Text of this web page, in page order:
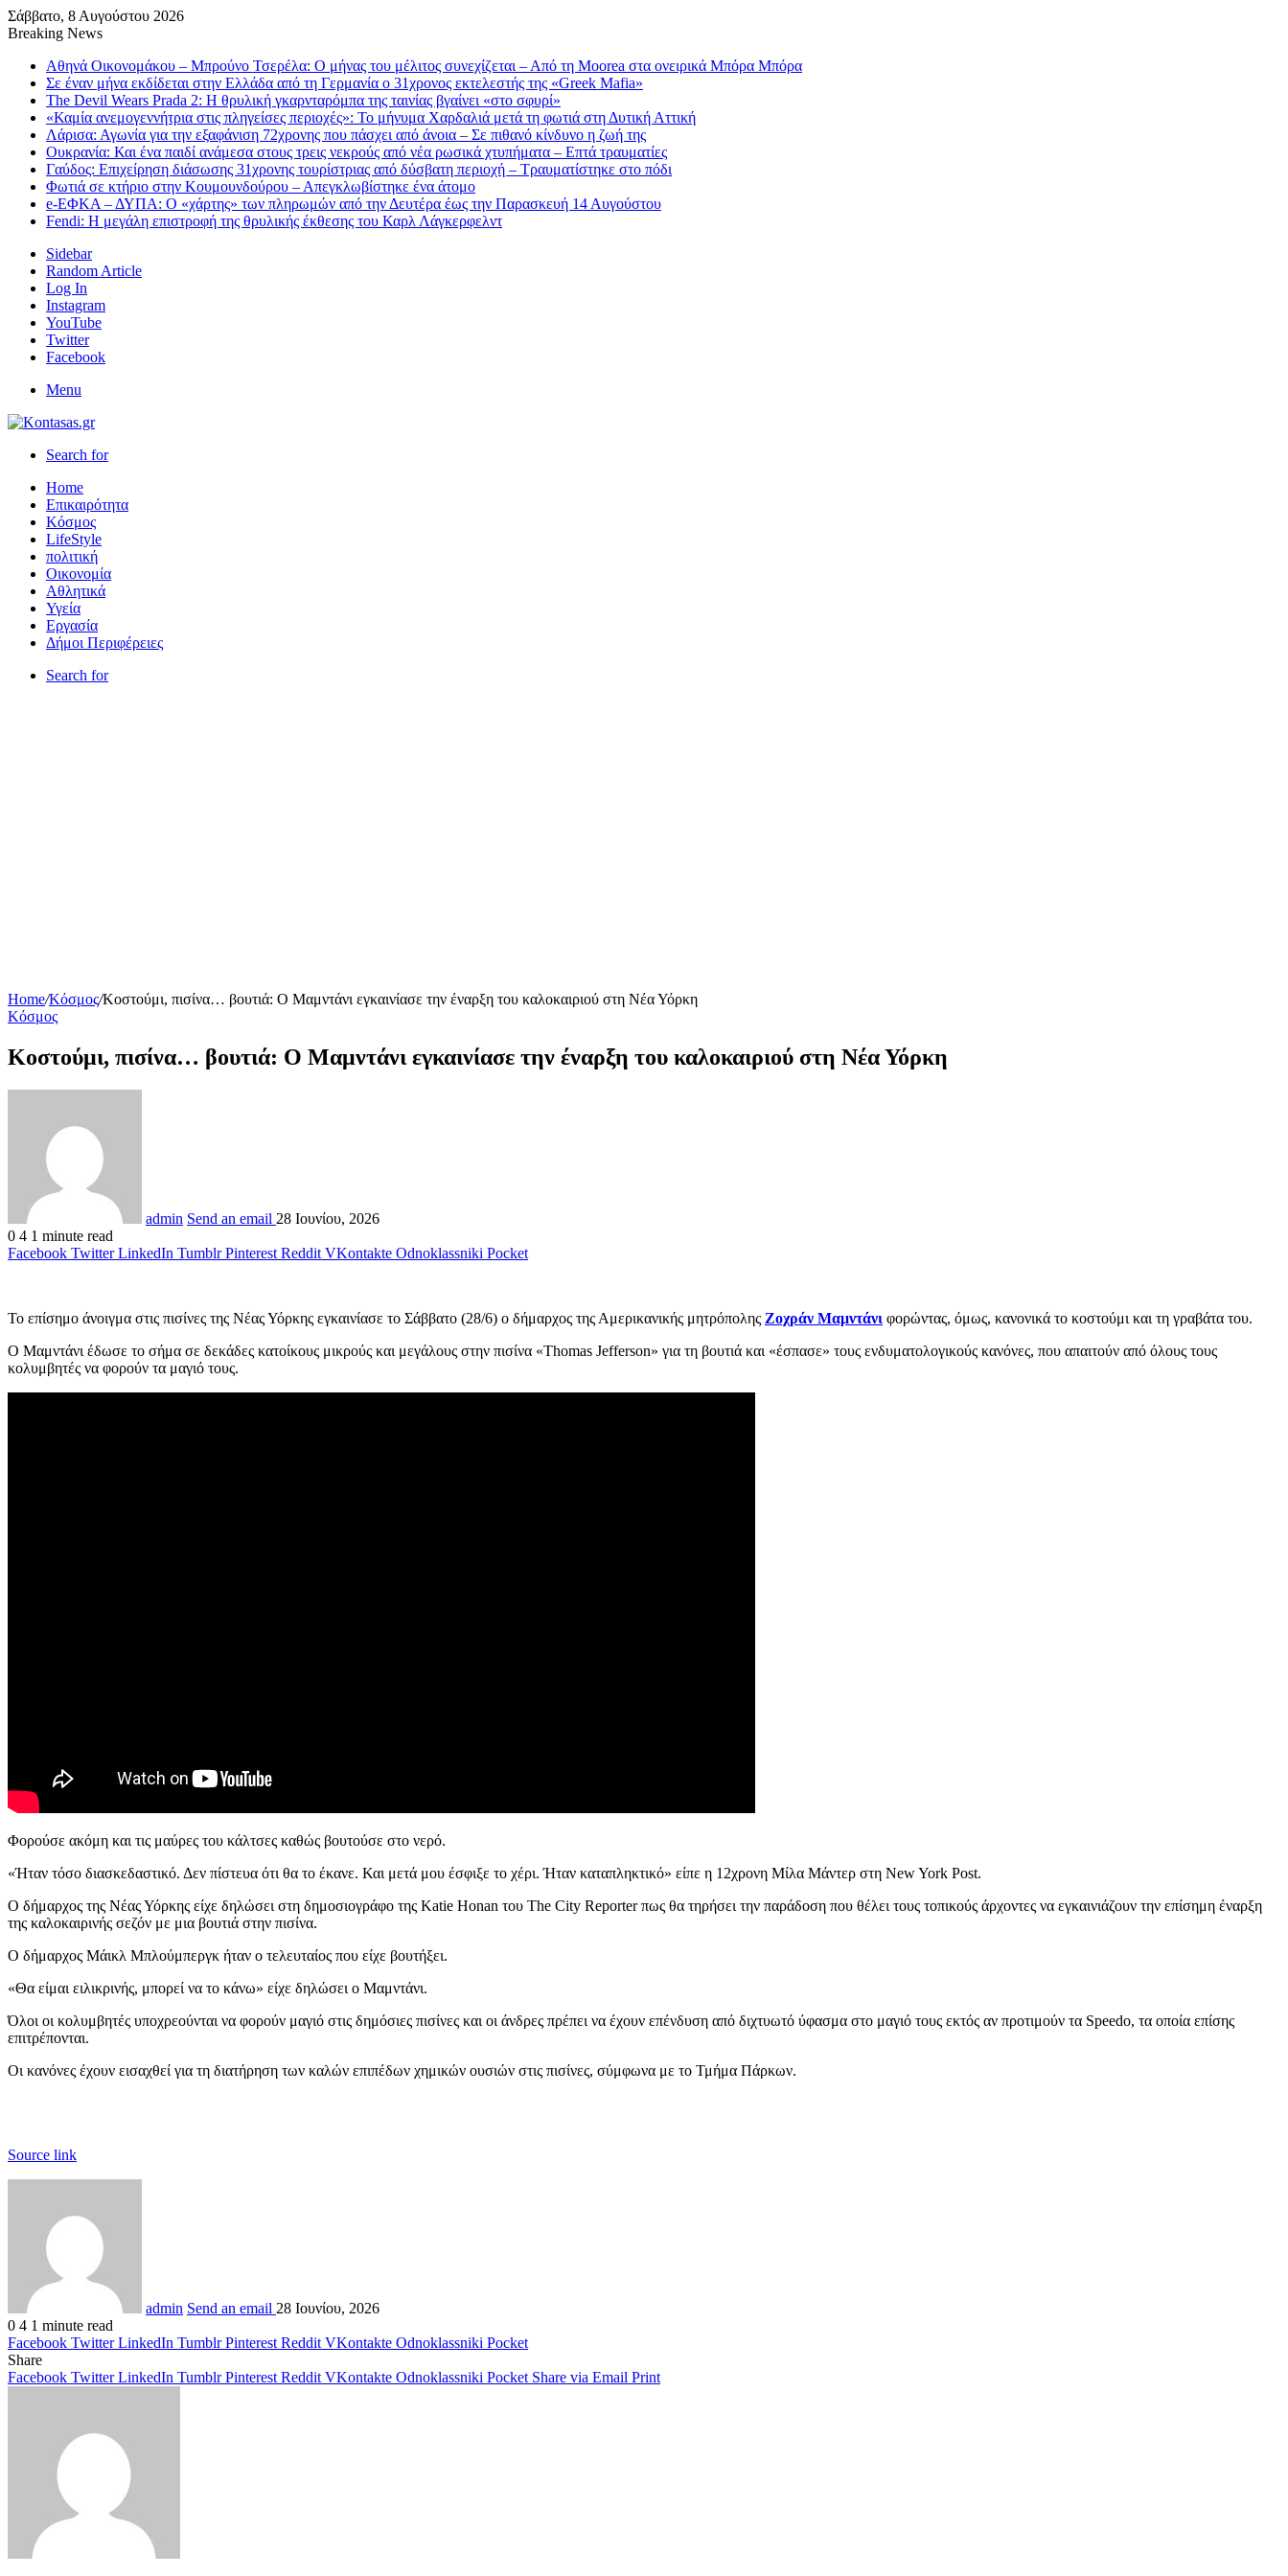
Σάββατο, 8 Αυγούστου 2026
Breaking News
Αθηνά Οικονομάκου – Μπρούνο Τσερέλα: Ο μήνας του μέλιτος συνεχίζεται – Από τη Moorea στα ονειρικά Μπόρα Μπόρα
Σε έναν μήνα εκδίδεται στην Ελλάδα από τη Γερμανία ο 31χρονος εκτελεστής της «Greek Mafia»
The Devil Wears Prada 2: Η θρυλική γκαρνταρόμπα της ταινίας βγαίνει «στο σφυρί»
«Καμία ανεμογεννήτρια στις πληγείσες περιοχές»: Το μήνυμα Χαρδαλιά μετά τη φωτιά στη Δυτική Αττική
Λάρισα: Αγωνία για την εξαφάνιση 72χρονης που πάσχει από άνοια – Σε πιθανό κίνδυνο η ζωή της
Ουκρανία: Και ένα παιδί ανάμεσα στους τρεις νεκρούς από νέα ρωσικά χτυπήματα – Επτά τραυματίες
Γαύδος: Επιχείρηση διάσωσης 31χρονης τουρίστριας από δύσβατη περιοχή – Τραυματίστηκε στο πόδι
Φωτιά σε κτήριο στην Κουμουνδούρου – Απεγκλωβίστηκε ένα άτομο
e-ΕΦΚΑ – ΔΥΠΑ: Ο «χάρτης» των πληρωμών από την Δευτέρα έως την Παρασκευή 14 Αυγούστου
Fendi: Η μεγάλη επιστροφή της θρυλικής έκθεσης του Καρλ Λάγκερφελντ
Sidebar
Random Article
Log In
Instagram
YouTube
Twitter
Facebook
Menu
Search for
Home
Επικαιρότητα
Κόσμος
LifeStyle
πολιτική
Οικονομία
Αθλητικά
Υγεία
Εργασία
Δήμοι Περιφέρειες
Search for
Home/Κόσμος/Κοστούμι, πισίνα… βουτιά: Ο Μαμντάνι εγκαινίασε την έναρξη του καλοκαιριού στη Νέα Υόρκη
Κόσμος
Κοστούμι, πισίνα… βουτιά: Ο Μαμντάνι εγκαινίασε την έναρξη του καλοκαιριού στη Νέα Υόρκη
admin Send an email 28 Ιουνίου, 2026
0 4 1 minute read
Facebook Twitter LinkedIn Tumblr Pinterest Reddit VKontakte Odnoklassniki Pocket
Το επίσημο άνοιγμα στις πισίνες της Νέας Υόρκης εγκαινίασε το Σάββατο (28/6) ο δήμαρχος της Αμερικανικής μητρόπολης Ζοχράν Μαμντάνι φορώντας, όμως, κανονικά το κοστούμι και τη γραβάτα του.
Ο Μαμντάνι έδωσε το σήμα σε δεκάδες κατοίκους μικρούς και μεγάλους στην πισίνα «Thomas Jefferson» για τη βουτιά και «έσπασε» τους ενδυματολογικούς κανόνες, που απαιτούν από όλους τους
κολυμβητές να φορούν τα μαγιό τους.
Φορούσε ακόμη και τις μαύρες του κάλτσες καθώς βουτούσε στο νερό.
«Ήταν τόσο διασκεδαστικό. Δεν πίστευα ότι θα το έκανε. Και μετά μου έσφιξε το χέρι. Ήταν καταπληκτικό» είπε η 12χρονη Μίλα Μάντερ στη New York Post.
Ο δήμαρχος της Νέας Υόρκης είχε δηλώσει στη δημοσιογράφο της Katie Honan του The City Reporter πως θα τηρήσει την παράδοση που θέλει τους τοπικούς άρχοντες να εγκαινιάζουν την επίσημη έναρξη
της καλοκαιρινής σεζόν με μια βουτιά στην πισίνα.
Ο δήμαρχος Μάικλ Μπλούμπεργκ ήταν ο τελευταίος που είχε βουτήξει.
«Θα είμαι ειλικρινής, μπορεί να το κάνω» είχε δηλώσει ο Μαμντάνι.
Όλοι οι κολυμβητές υποχρεούνται να φορούν μαγιό στις δημόσιες πισίνες και οι άνδρες πρέπει να έχουν επένδυση από διχτυωτό ύφασμα στο μαγιό τους εκτός αν προτιμούν τα Speedo, τα οποία επίσης
επιτρέπονται.
Οι κανόνες έχουν εισαχθεί για τη διατήρηση των καλών επιπέδων χημικών ουσιών στις πισίνες, σύμφωνα με το Τμήμα Πάρκων.
Source link
admin Send an email 28 Ιουνίου, 2026
0 4 1 minute read
Facebook Twitter LinkedIn Tumblr Pinterest Reddit VKontakte Odnoklassniki Pocket
Share
Facebook Twitter LinkedIn Tumblr Pinterest Reddit VKontakte Odnoklassniki Pocket Share via Email Print